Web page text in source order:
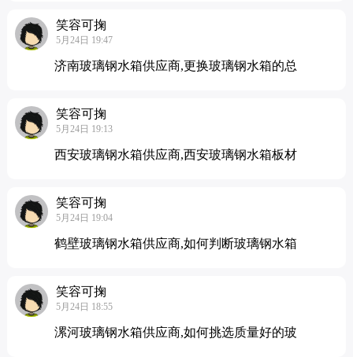
笑容可掬
5月24日 19:47
济南玻璃钢水箱供应商,更换玻璃钢水箱的总
笑容可掬
5月24日 19:13
西安玻璃钢水箱供应商,西安玻璃钢水箱板材
笑容可掬
5月24日 19:04
鹤壁玻璃钢水箱供应商,如何判断玻璃钢水箱
笑容可掬
5月24日 18:55
漯河玻璃钢水箱供应商,如何挑选质量好的玻